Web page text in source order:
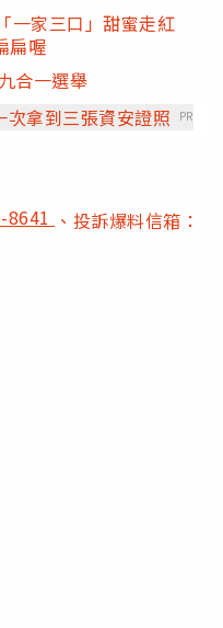
一家三口」甜蜜走紅
扁喔
合一選舉
次拿到三張資安證照
PR
8641 、投訴爆料信箱：